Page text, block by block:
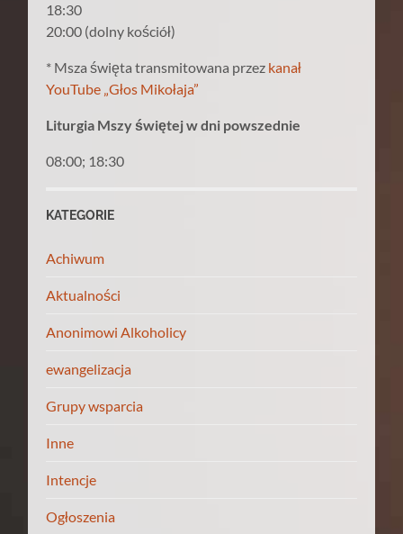
18:30
20:00 (dolny kościół)
* Msza święta transmitowana przez kanał
YouTube „Głos Mikołaja”
Liturgia Mszy świętej w dni powszednie
08:00; 18:30
KATEGORIE
Achiwum
Aktualności
Anonimowi Alkoholicy
ewangelizacja
Grupy wsparcia
Inne
Intencje
Ogłoszenia